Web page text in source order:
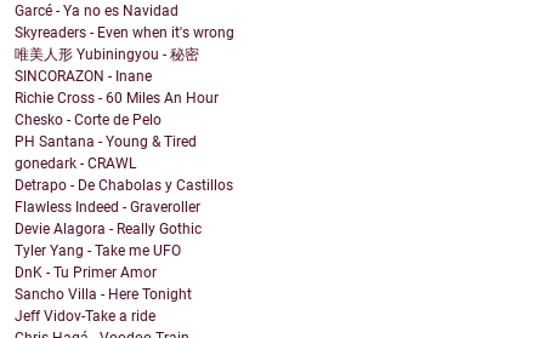
Garcé - Ya no es Navidad
Skyreaders - Even when it's wrong
唯美人形 Yubiningyou - 秘密
SINCORAZON - Inane
Richie Cross - 60 Miles An Hour
Chesko - Corte de Pelo
PH Santana - Young & Tired
gonedark - CRAWL
Detrapo - De Chabolas y Castillos
Flawless Indeed - Graveroller
Devie Alagora - Really Gothic
Tyler Yang - Take me UFO
DnK - Tu Primer Amor
Sancho Villa - Here Tonight
Jeff Vidov-Take a ride